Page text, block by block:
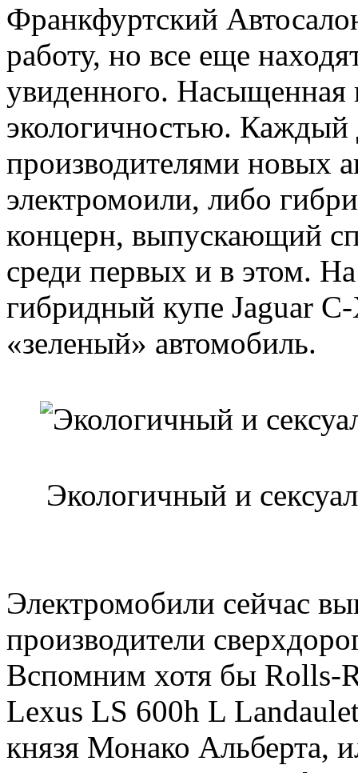
Франкфуртский
работу, но все еще
увиденного. Насыщенная
экологичностью. Каждый
производителями новых
электромоили, либо
концерн, выпускающий
среди первых и в этом.
гибридный купе Jaguar
«зеленый» автомобиль.
Экологичный и
Электромобили сейчас
производители
Вспомним хотя бы Rolls-
Lexus LS 600h L
князя Монако Альберта,